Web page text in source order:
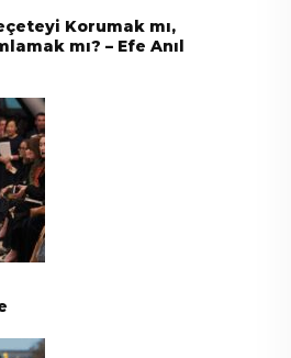
Korumak mı,
mı? – Efe Anıl